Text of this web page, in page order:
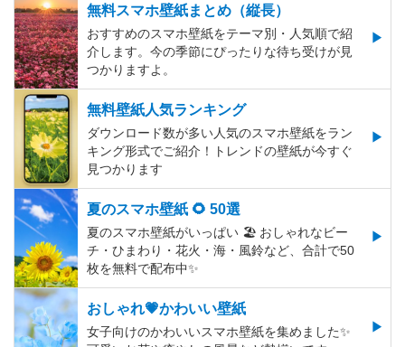
無料スマホ壁紙まとめ（縦長）
おすすめのスマホ壁紙をテーマ別・人気順で紹
介します。今の季節にぴったりな待ち受けが見
つかりますよ。
無料壁紙人気ランキング
ダウンロード数が多い人気のスマホ壁紙をラン
キング形式でご紹介！トレンドの壁紙が今すぐ
見つかります
夏のスマホ壁紙 🌻 50選
夏のスマホ壁紙がいっぱい 🏖 おしゃれなビー
チ・ひまわり・花火・海・風鈴など、合計で50
枚を無料で配布中✨
おしゃれ💗かわいい壁紙
女子向けのかわいいスマホ壁紙を集めました✨